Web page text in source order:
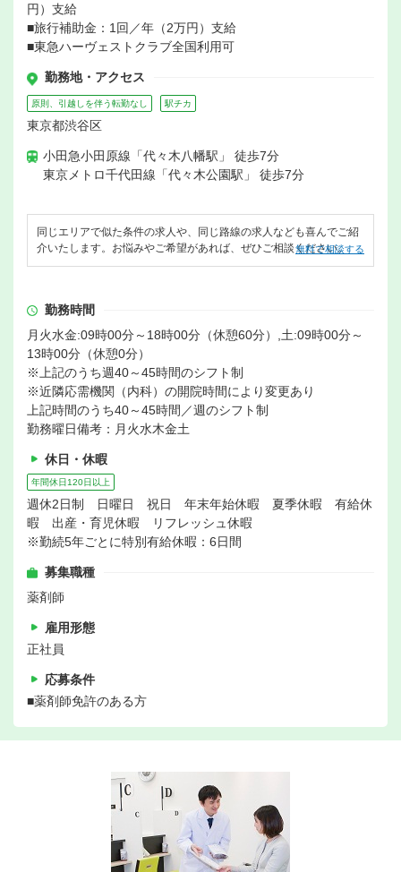
円）支給
■旅行補助金：1回／年（2万円）支給
■東急ハーヴェストクラブ全国利用可
勤務地・アクセス
原則、引越しを伴う転勤なし 駅チカ
東京都渋谷区
小田急小田原線「代々木八幡駅」 徒歩7分
東京メトロ千代田線「代々木公園駅」 徒歩7分
同じエリアで似た条件の求人や、同じ路線の求人なども喜んでご紹
介いたします。お悩みやご希望があれば、ぜひご相談ください。
無料で相談する
勤務時間
月火水金:09時00分～18時00分（休憩60分）,土:09時00分～
13時00分（休憩0分）
※上記のうち週40～45時間のシフト制
※近隣応需機関（内科）の開院時間により変更あり
上記時間のうち40～45時間／週のシフト制
勤務曜日備考：月火水木金土
休日・休暇
年間休日120日以上
週休2日制 日曜日 祝日 年末年始休暇 夏季休暇 有給休
暇 出産・育児休暇 リフレッシュ休暇
※勤続5年ごとに特別有給休暇：6日間
募集職種
薬剤師
雇用形態
正社員
応募条件
■薬剤師免許のある方